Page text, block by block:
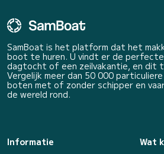
SamBoat is het platform dat het
boot te huren. U vindt er de
dagtocht of een zeilvakantie, en dit
Vergelijk meer dan 50 000
boten met of zonder schipper en
de wereld rond.
Informatie
Wat